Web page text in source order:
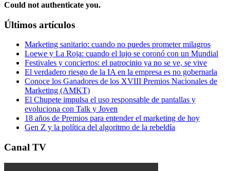
Could not authenticate you.
Últimos artículos
Marketing sanitario: cuando no puedes prometer milagros
Loewe y La Roja: cuando el lujo se coronó con un Mundial
Festivales y conciertos: el patrocinio ya no se ve, se vive
El verdadero riesgo de la IA en la empresa es no gobernarla
Conoce los Ganadores de los XVIII Premios Nacionales de
Marketing (AMKT)
El Chupete impulsa el uso responsable de pantallas y
evoluciona con Talk y Joven
18 años de Premios para entender el marketing de hoy
Gen Z y la política del algoritmo de la rebeldía
Canal TV